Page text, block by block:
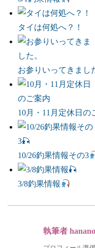
タイは何処へ？！
お参りいってきまし
10月・11月定休日の
10/26釣果情報その3
3/8釣果情報
執筆者 hanano